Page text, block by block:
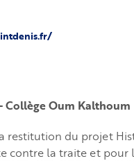
Oum Kalthoum
restitution du projet
contre la traite et pour